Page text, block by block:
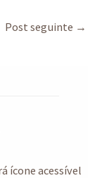
e
Post seguinte →